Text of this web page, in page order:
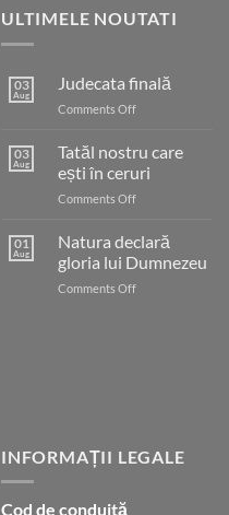
ULTIMELE NOUTATI
03
Aug
Judecata finală
Comments Offon
03
Aug
Tatăl nostru care
ești în ceruri
Comments Offon
nostru
care
ești
în
01
Aug
Natura declară
gloria lui Dumnezeu
Comments Offon
INFORMAȚII LEGALE
Cod de conduită